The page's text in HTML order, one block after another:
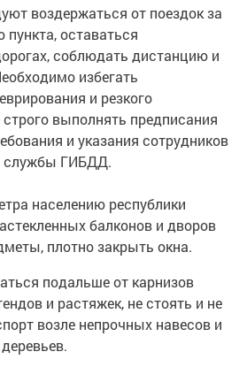
воздержаться от поездок за
пункта, оставаться
соблюдать дистанцию и
избегать
и резкого
выполнять предписания
и указания сотрудников
службы ГИБДД.
населению республики
балконов и дворов
плотно закрыть окна.
подальше от карнизов
и растяжек, не стоять и не
возле непрочных навесов и